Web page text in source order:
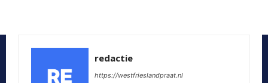
redactie
https://westfrieslandpraat.nl